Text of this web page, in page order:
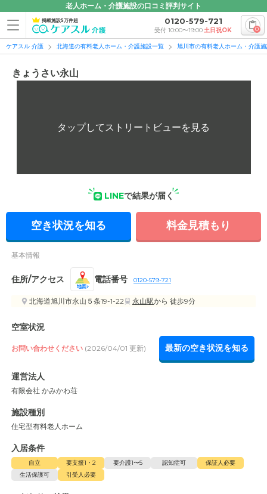
老人ホーム・介護施設の口コミ評判サイト
掲載施設5万件超 0120-579-721
受付 10:00〜19:00土日祝OK 0
ケアスル 介護 北海道の有料老人ホーム・介護施設一覧 旭川市の有料老人ホーム・介護
きょうさい永山
LINEで結果が届く
空き状況を知る 料金見積もり
基本情報
住所/アクセス
地図
電話番号 0120-579-721
北海道旭川市永山５条19-1-22 永山駅から 徒歩9分
空室状況
お問い合わせください (2026/04/01 更新) 最新の空き状況を知る
運営法人
有限会社 かみかわ荘
施設種別
住宅型有料老人ホーム
入居条件
自立 要支援1・2 要介護1〜5 認知症可
保証人必要
生活保護可
引受人必要